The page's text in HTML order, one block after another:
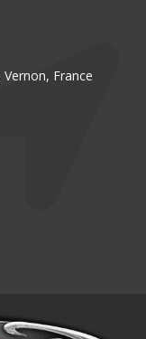
Vernon, France